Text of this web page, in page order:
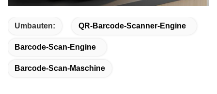
Umbauten: QR-Barcode-Scanner-Engine
Barcode-Scan-Engine
Barcode-Scan-Maschine